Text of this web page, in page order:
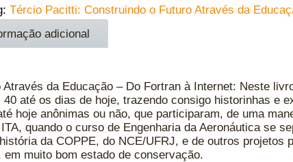
Tércio Pacitti: Construindo o Futuro Através da
adicional
Através da Educação – Do Fortran à Internet: Neste
até os dias de hoje, trazendo consigo historinhas e
hoje anônimas ou não, que participaram, de uma
quando o curso de Engenharia da Aeronáutica se
da COPPE, do NCE/UFRJ, e de outros projetos
muito bom estado de conservação.